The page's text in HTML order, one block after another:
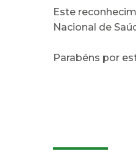
Este
Nacional de
Parabéns por